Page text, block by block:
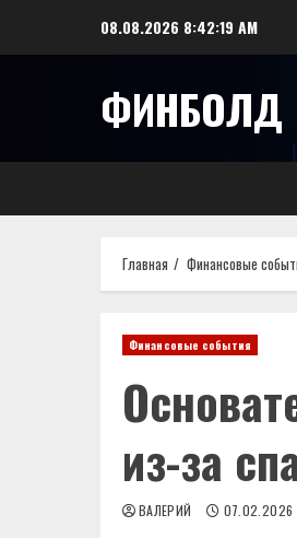
08.08.2026 8:42:20 AM
ФИНБОЛД
Главная Финансовые
Финансовые события
из-за
ВАЛЕРИЙ 07.02.2026